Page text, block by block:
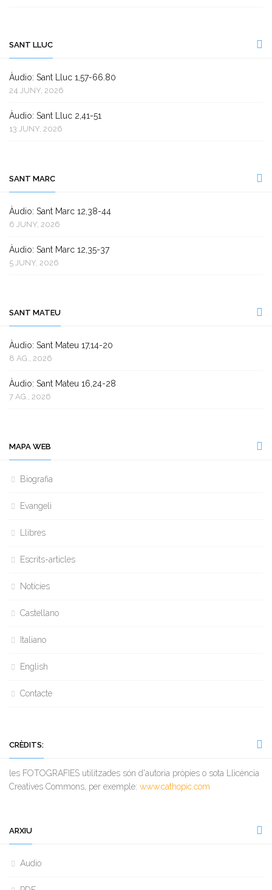
SANT LLUC
Àudio: Sant Lluc 1,57-66.80
24 JUNY, 2026
Àudio: Sant Lluc 2,41-51
13 JUNY, 2026
SANT MARC
Àudio: Sant Marc 12,38-44
6 JUNY, 2026
Àudio: Sant Marc 12,35-37
5 JUNY, 2026
SANT MATEU
Àudio: Sant Mateu 17,14-20
8 AG., 2026
Àudio: Sant Mateu 16,24-28
7 AG., 2026
MAPA WEB
Biografia
Evangeli
Llibres
Escrits-articles
Notícies
Castellano
Italiano
English
Contacte
CRÈDITS:
les FOTOGRAFIES utilitzades són d'autoria pròpies o sota Llicència
Creatives Commons, per exemple: www.cathopic.com
ARXIU
Audio